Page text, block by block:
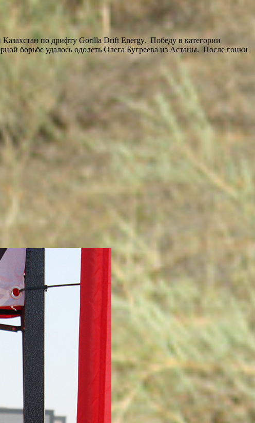
по дрифту Gorilla Drift Energy. Победу в категории
борьбе удалось одолеть Олега Бугреева из Астаны. После гонки